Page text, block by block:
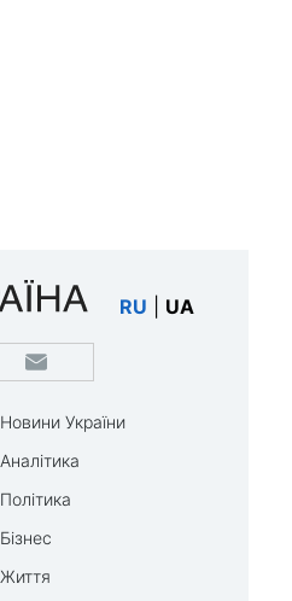
RU UA
Новини України
Аналітика
Політика
Бізнес
Життя